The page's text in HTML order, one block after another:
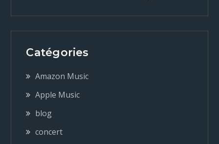
i
g
a
t
Catégories
Amazon Music
Apple Music
blog
concert